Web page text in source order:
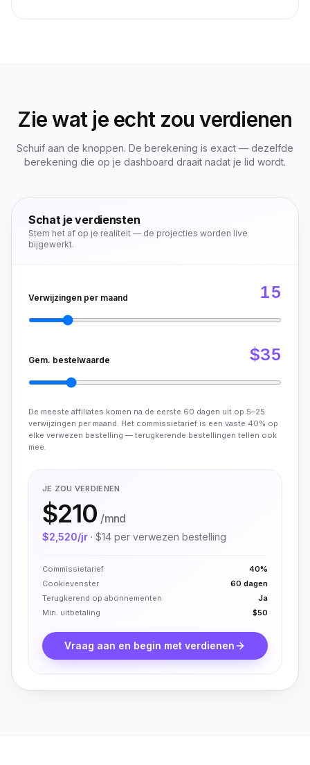
Zie wat je echt zou verdienen
Schuif aan de knoppen. De berekening is exact — dezelfde
berekening die op je dashboard draait nadat je lid wordt.
Schat je verdiensten
Stem het af op je realiteit — de projecties worden live
bijgewerkt.
Verwijzingen per maand 15
Gem. bestelwaarde $35
De meeste affiliates komen na de eerste 60 dagen uit op 5–25
verwijzingen per maand. Het commissietarief is een vaste 40% op
elke verwezen bestelling — terugkerende bestellingen tellen ook
mee.
JE ZOU VERDIENEN
$210 /mnd
$2,520/jr · $14 per verwezen bestelling
Commissietarief
40%
Cookievenster
60 dagen
Terugkerend op abonnementen
Ja
Min. uitbetaling
$50
Vraag aan en begin met verdienen